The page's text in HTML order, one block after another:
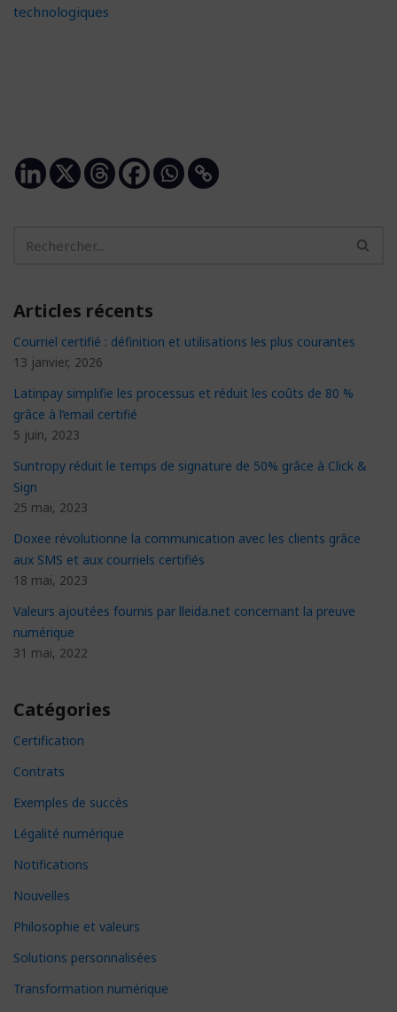
technologiques
Articles récents
Courriel certifié : définition et utilisations les plus courantes
13 janvier, 2026
Latinpay simplifie les processus et réduit les coûts de 80 %
grâce à l’email certifié
5 juin, 2023
Suntropy réduit le temps de signature de 50% grâce à Click &
Sign
25 mai, 2023
Doxee révolutionne la communication avec les clients grâce
aux SMS et aux courriels certifiés
18 mai, 2023
Valeurs ajoutées fournis par lleida.net concernant la preuve
numérique
31 mai, 2022
Catégories
Certification
Contrats
Exemples de succès
Légalité numérique
Notifications
Nouvelles
Philosophie et valeurs
Solutions personnalisées
Transformation numérique